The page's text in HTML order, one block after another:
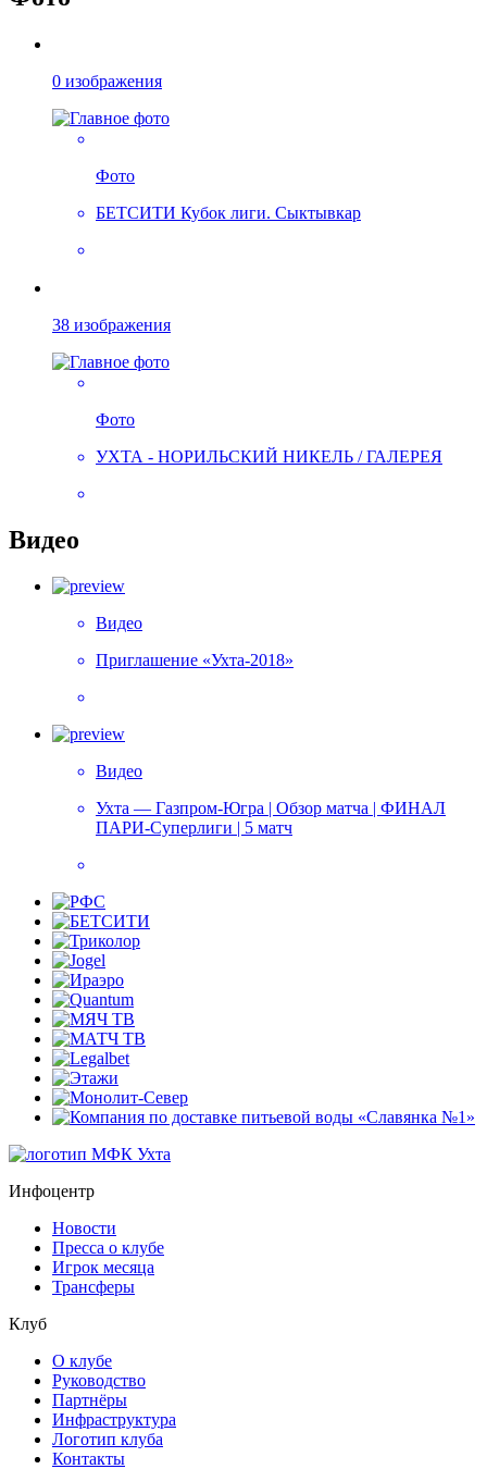
0 изображения
Фото
БЕТСИТИ Кубок лиги. Сыктывкар
38 изображения
Фото
УХТА - НОРИЛЬСКИЙ НИКЕЛЬ / ГАЛЕРЕЯ
Видео
Видео
Приглашение «Ухта-2018»
Видео
Ухта — Газпром-Югра | Обзор матча | ФИНАЛ
ПАРИ-Суперлиги | 5 матч
Инфоцентр
Новости
Пресса о клубе
Игрок месяца
Трансферы
Клуб
О клубе
Руководство
Партнёры
Инфраструктура
Логотип клуба
Контакты